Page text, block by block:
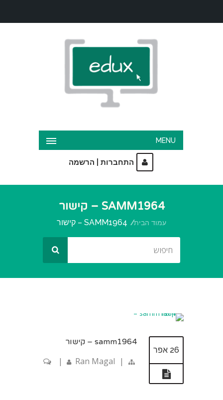
MENU
התחברות הרשמה
SAMM1964 – קישור
עמוד הבית SAMM1964 – קישור
26 אפר
samm1964 – קישור
Ran Magal |
|